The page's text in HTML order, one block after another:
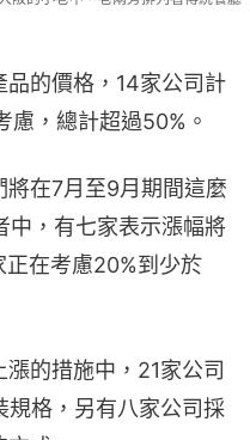
品的價格，14家公司計
，總計超過50%。
在7月至9月期間這麼
中，有七家表示漲幅將
在考慮20%到少於
的措施中，21家公司
規格，另有八家公司採